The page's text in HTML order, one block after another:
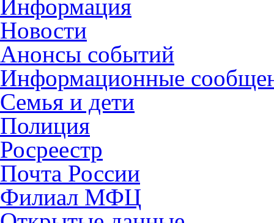
Информация
Новости
Анонсы событий
Информационные
Семья и дети
Полиция
Росреестр
Почта России
Филиал МФЦ